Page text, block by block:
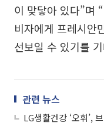
이 맞닿아 있다”며
비자에게 프레시안
선보일 수 있기를
관련 뉴스
LG생활건강 ‘오휘’,